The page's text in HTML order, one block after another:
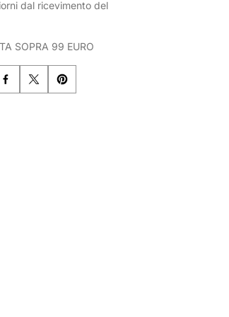
dal ricevimento del
SOPRA 99 EURO